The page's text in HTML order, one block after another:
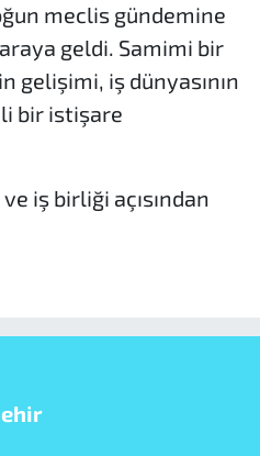
meclis gündemine
geldi. Samimi bir
gelişimi, iş dünyasının
bir istişare
iş birliği açısından